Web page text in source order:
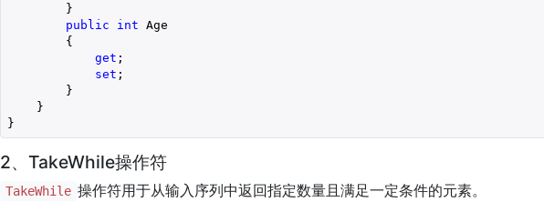
        }
public
int Age
        {
get ;
set ;
        }
    }
}
2、TakeWhile操作符
TakeWhile 操作符用于从输入序列中返回指定数量且满足一定条件的元素。